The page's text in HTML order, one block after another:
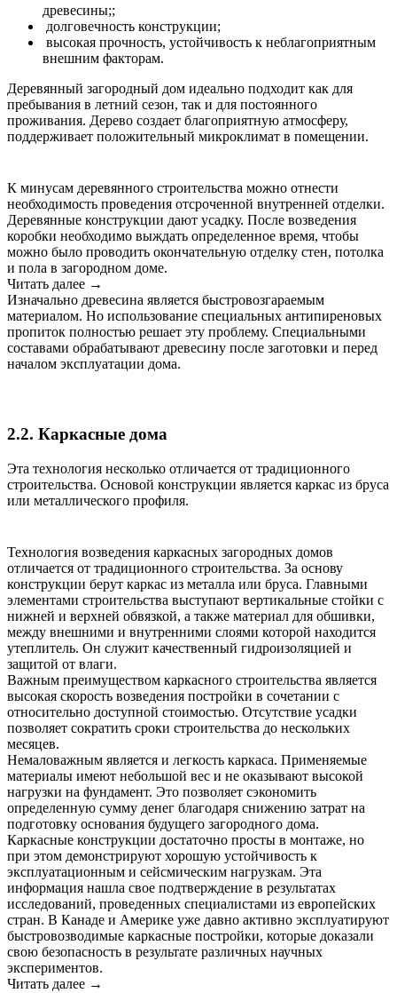
древесины;;
долговечность конструкции;
высокая прочность, устойчивость к неблагоприятным
внешним факторам.
Деревянный загородный дом идеально подходит как для
пребывания в летний сезон, так и для постоянного
проживания. Дерево создает благоприятную атмосферу,
поддерживает положительный микроклимат в помещении.
К минусам деревянного строительства можно отнести
необходимость проведения отсроченной внутренней отделки.
Деревянные конструкции дают усадку. После возведения
коробки необходимо выждать определенное время, чтобы
можно было проводить окончательную отделку стен, потолка
и пола в загородном доме.
Читать далее →
Изначально древесина является быстровозгараемым
материалом. Но использование специальных антипиреновых
пропиток полностью решает эту проблему. Специальными
составами обрабатывают древесину после заготовки и перед
началом эксплуатации дома.
2.2. Каркасные дома
Эта технология несколько отличается от традиционного
строительства. Основой конструкции является каркас из бруса
или металлического профиля.
Технология возведения каркасных загородных домов
отличается от традиционного строительства. За основу
конструкции берут каркас из металла или бруса. Главными
элементами строительства выступают вертикальные стойки с
нижней и верхней обвязкой, а также материал для обшивки,
между внешними и внутренними слоями которой находится
утеплитель. Он служит качественный гидроизоляцией и
защитой от влаги.
Важным преимуществом каркасного строительства является
высокая скорость возведения постройки в сочетании с
относительно доступной стоимостью. Отсутствие усадки
позволяет сократить сроки строительства до нескольких
месяцев.
Немаловажным является и легкость каркаса. Применяемые
материалы имеют небольшой вес и не оказывают высокой
нагрузки на фундамент. Это позволяет сэкономить
определенную сумму денег благодаря снижению затрат на
подготовку основания будущего загородного дома.
Каркасные конструкции достаточно просты в монтаже, но
при этом демонстрируют хорошую устойчивость к
эксплуатационным и сейсмическим нагрузкам. Эта
информация нашла свое подтверждение в результатах
исследований, проведенных специалистами из европейских
стран. В Канаде и Америке уже давно активно эксплуатируют
быстровозводимые каркасные постройки, которые доказали
свою безопасность в результате различных научных
экспериментов.
Читать далее →